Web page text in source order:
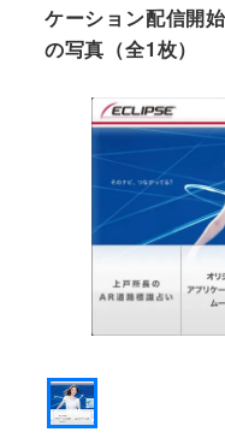
ケーション配信開
の写真（全1枚）